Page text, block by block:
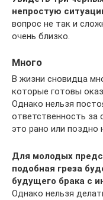
непростую
вопрос не так и
очень близко.
Много
В жизни сновидца
которые готовы
Однако нельзя
ответственность за
это рано или поздно
Для молодых
подобная греза
будущего брака с
Однако нельзя